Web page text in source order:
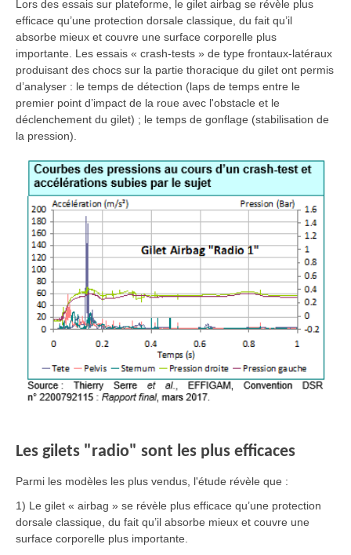
Lors des essais sur plateforme, le gilet airbag se révèle plus
efficace qu’une protection dorsale classique, du fait qu’il
absorbe mieux et couvre une surface corporelle plus
importante. Les essais « crash-tests » de type frontaux-latéraux
produisant des chocs sur la partie thoracique du gilet ont permis
d’analyser : le temps de détection (laps de temps entre le
premier point d’impact de la roue avec l'obstacle et le
déclenchement du gilet) ; le temps de gonflage (stabilisation de
la pression).
Les gilets "radio" sont les plus efficaces
Parmi les modèles les plus vendus, l'étude révèle que :
1) Le gilet « airbag » se révèle plus efficace qu’une protection
dorsale classique, du fait qu’il absorbe mieux et couvre une
surface corporelle plus importante.